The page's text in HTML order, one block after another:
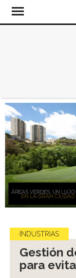
INDUSTRIAS
Gestión
para